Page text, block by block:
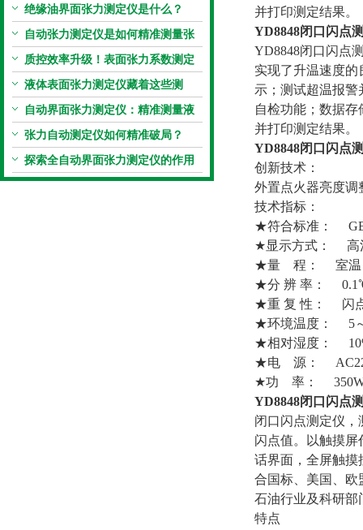
张力系数测量仪就够了
绝缘油界面张力测定仪是什么？
自动张力测定仪是如何精准测量张
力的？
质控效率升级！表面张力系数测定
仪真香警告
液体表面张力测定仪藏着这些测
定“小窍门”
自动界面张力测定仪：精准测量液
体界面张力的关键设备
张力自动测定仪如何精准破局？
探索全自动界面张力测定仪的作用
并打印测定结果。
YD8848闭口闪点
YD8848闭口闪点
实现了升温速度
示；测试超温报
自检功能；数据
并打印测定结果。
YD8848闭口闪点
创新技术：
外置点火器亮度调
技术指标：
★符合标准：
★显示方式： 高
★量 程： 室温
★分 辨 率：
★重 复 性： 闪
★环境温度： 5
★相对湿度：
★电 源：
★功 率：
YD8848闭口闪点
闭口闪点测定仪
闪点值。以触摸
话界面，全屏触摸
合国标、美国、欧
石油行业及科研部
特点